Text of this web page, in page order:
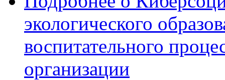
экологического
воспитательного
организации